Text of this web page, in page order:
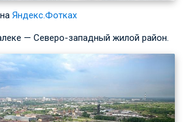
Яндекс.Фотках
— Северо-западный жилой район.